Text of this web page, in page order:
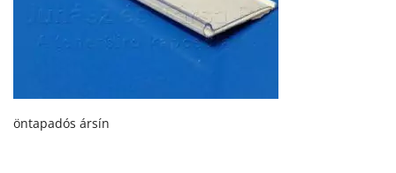
öntapadós ársín